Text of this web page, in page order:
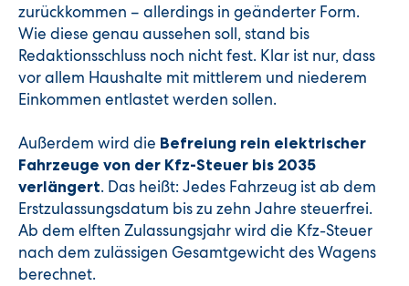
zurückkommen – allerdings in geänderter Form.
Wie diese genau aussehen soll, stand bis
Redaktionsschluss noch nicht fest. Klar ist nur, dass
vor allem Haushalte mit mittlerem und niederem
Einkommen entlastet werden sollen.
Außerdem wird die Befreiung rein elektrischer
Fahrzeuge von der Kfz-Steuer bis 2035
verlängert. Das heißt: Jedes Fahrzeug ist ab dem
Erstzulassungsdatum bis zu zehn Jahre steuerfrei.
Ab dem elften Zulassungsjahr wird die Kfz-Steuer
nach dem zulässigen Gesamtgewicht des Wagens
berechnet.